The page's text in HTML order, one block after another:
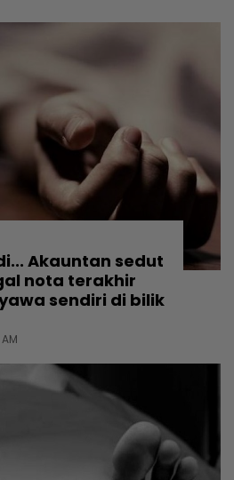
Akauntan sedut
nota terakhir
sendiri di bilik